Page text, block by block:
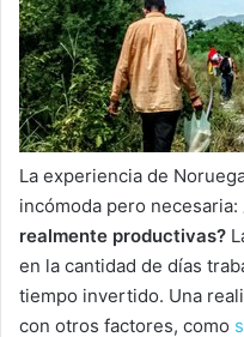
La experiencia de
incómoda pero necesaria:
realmente productivas?
en la cantidad de días
tiempo invertido. Una
con otros factores, como